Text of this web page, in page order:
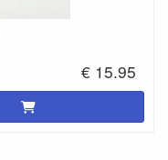
€ 15.95